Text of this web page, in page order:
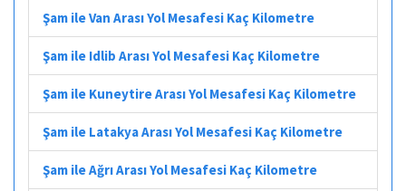
Şam ile Van Arası Yol Mesafesi Kaç Kilometre
Şam ile Idlib Arası Yol Mesafesi Kaç Kilometre
Şam ile Kuneytire Arası Yol Mesafesi Kaç Kilometre
Şam ile Latakya Arası Yol Mesafesi Kaç Kilometre
Şam ile Ağrı Arası Yol Mesafesi Kaç Kilometre